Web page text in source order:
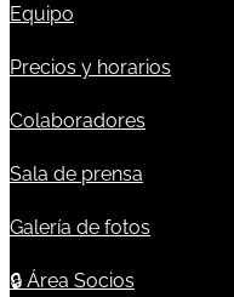
Equipo
Precios y horarios
Colaboradores
Sala de prensa
Galería de fotos
🔒 Área Socios